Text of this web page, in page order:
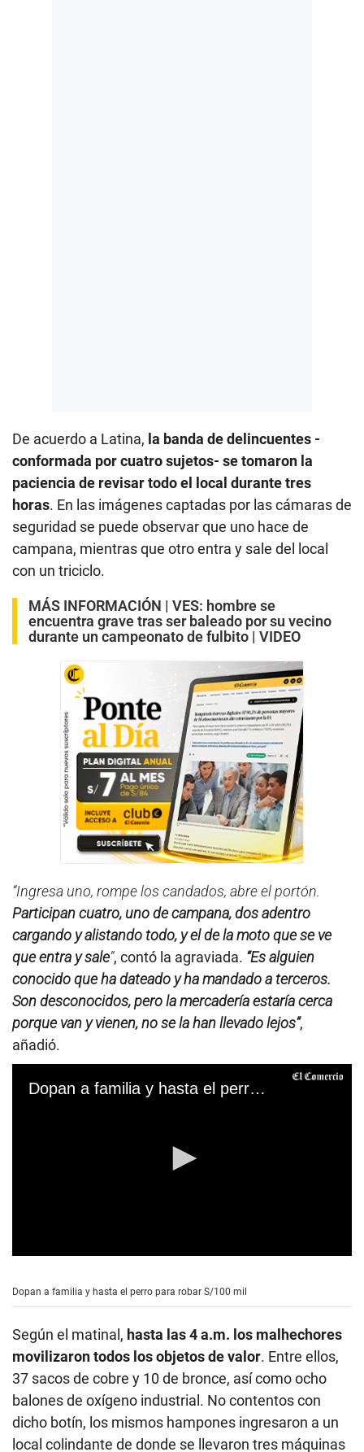
De acuerdo a Latina, la banda de delincuentes -
conformada por cuatro sujetos- se tomaron la
paciencia de revisar todo el local durante tres
horas. En las imágenes captadas por las cámaras de
seguridad se puede observar que uno hace de
campana, mientras que otro entra y sale del local
con un triciclo.
MÁS INFORMACIÓN | VES: hombre se
encuentra grave tras ser baleado por su vecino
durante un campeonato de fulbito | VIDEO
“Ingresa uno, rompe los candados, abre el portón.
Participan cuatro, uno de campana, dos adentro
cargando y alistando todo, y el de la moto que se ve
que entra y sale”, contó la agraviada. “Es alguien
conocido que ha dateado y ha mandado a terceros.
Son desconocidos, pero la mercadería estaría cerca
porque van y vienen, no se la han llevado lejos”,
añadió.
Dopan a familia y hasta el perro para robar S/100 mil
e
n
d
s
o
f
0
s
e
c
o
Dopan a familia y hasta el perro para robar S/100 mil
Según el matinal, hasta las 4 a.m. los malhechores
movilizaron todos los objetos de valor. Entre ellos,
37 sacos de cobre y 10 de bronce, así como ocho
balones de oxígeno industrial. No contentos con
dicho botín, los mismos hampones ingresaron a un
local colindante de donde se llevaron tres máquinas